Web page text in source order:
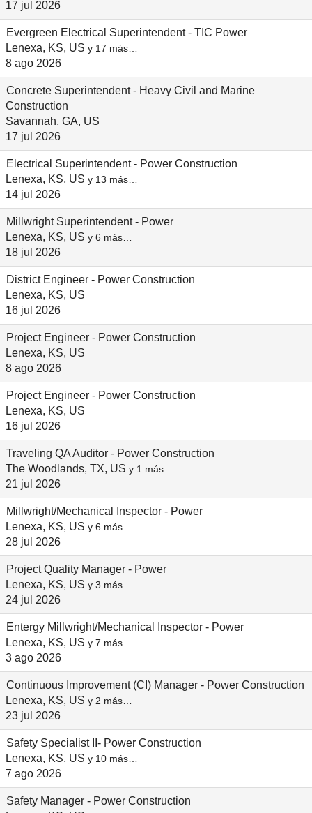
17 jul 2026
Evergreen Electrical Superintendent - TIC Power
Lenexa, KS, US y 17 más…
8 ago 2026
Concrete Superintendent - Heavy Civil and Marine
Construction
Savannah, GA, US
17 jul 2026
Electrical Superintendent - Power Construction
Lenexa, KS, US y 13 más…
14 jul 2026
Millwright Superintendent - Power
Lenexa, KS, US y 6 más…
18 jul 2026
District Engineer - Power Construction
Lenexa, KS, US
16 jul 2026
Project Engineer - Power Construction
Lenexa, KS, US
8 ago 2026
Project Engineer - Power Construction
Lenexa, KS, US
16 jul 2026
Traveling QA Auditor - Power Construction
The Woodlands, TX, US y 1 más…
21 jul 2026
Millwright/Mechanical Inspector - Power
Lenexa, KS, US y 6 más…
28 jul 2026
Project Quality Manager - Power
Lenexa, KS, US y 3 más…
24 jul 2026
Entergy Millwright/Mechanical Inspector - Power
Lenexa, KS, US y 7 más…
3 ago 2026
Continuous Improvement (CI) Manager - Power Construction
Lenexa, KS, US y 2 más…
23 jul 2026
Safety Specialist II- Power Construction
Lenexa, KS, US y 10 más…
7 ago 2026
Safety Manager - Power Construction